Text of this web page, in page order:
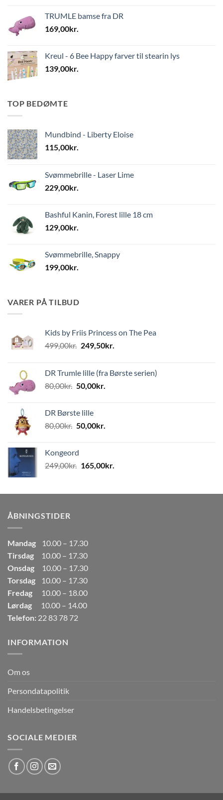
TRUMLE bamse fra DR
169,00kr.
Kreul - 6 Bee Happy farver til stearin lys
139,00kr.
TOP BEDØMTE
Mundbind - Liberty Eloise
115,00kr.
Svømmebrille - Laser Lime
229,00kr.
Bashful Kanin, Forest lille 18 cm
129,00kr.
Svømmebrille, Snappy
199,00kr.
VARER PÅ TILBUD
Kids by Friis Princess on The Pea
499,00kr. Den
var:
499,00kr..
249,50kr.
er:
DR Trumle lille (fra Børste serien)
80,00kr. Den
var:
80,00kr..
50,00kr.
50,00kr..
DR Børste lille
80,00kr. Den
var:
80,00kr..
50,00kr.
50,00kr..
Kongeord
249,00kr. Den
var:
165,00kr.
er:
ÅBNINGSTIDER
Mandag
10.00 – 17.30
Tirsdag
10.00 – 17.30
Onsdag
10.00 – 17.30
Torsdag
10.00 – 17.30
Fredag
10.00 – 18.00
Lørdag
10.00 – 14.00
Telefon: 22 83 78 72
INFORMATION
Om os
Persondatapolitik
Handelsbetingelser
SOCIALE MEDIER